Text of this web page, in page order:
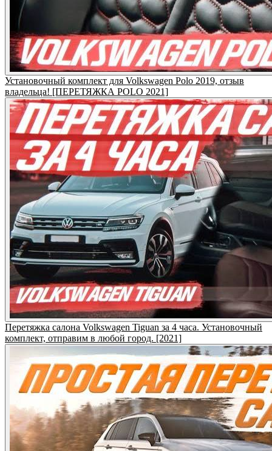
Установочный комплект для Volkswagen Polo 2019, отзыв
владельца! [ПЕРЕТЯЖКА POLO 2021]
Перетяжка салона Volkswagen Tiguan за 4 часа. Установочный
комплект, отправим в любой город. [2021]